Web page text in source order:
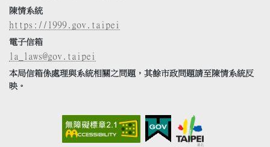
陳情系統
https://1999.gov.taipei
電子信箱
la_laws@gov.taipei
本局信箱係處理與系統相關之問題，其餘市政問題請至陳情系統反
映。